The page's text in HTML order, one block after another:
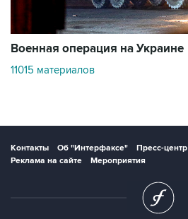
Военная операция на Украине
11015 материалов
Контакты Об "Интерфаксе" Пресс-центр
Реклама на сайте
Мероприятия